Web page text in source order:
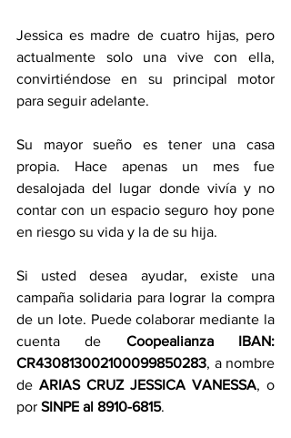
Jessica es madre de cuatro hijas, pero
actualmente solo una vive con ella,
convirtiéndose en su principal motor
para seguir adelante.
Su mayor sueño es tener una casa
propia. Hace apenas un mes fue
desalojada del lugar donde vivía y no
contar con un espacio seguro hoy pone
en riesgo su vida y la de su hija.
Si usted desea ayudar, existe una
campaña solidaria para lograr la compra
de un lote. Puede colaborar mediante la
cuenta de Coopealianza IBAN:
CR430813002100099850283, a nombre
de ARIAS CRUZ JESSICA VANESSA, o
por SINPE al 8910-6815.